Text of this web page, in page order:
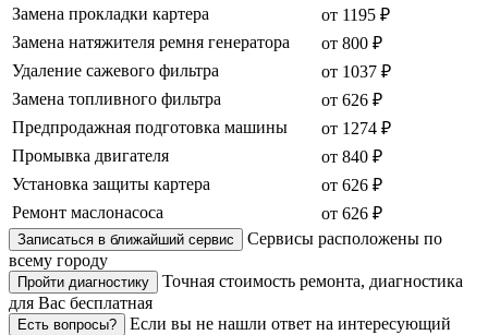
Замена прокладки картера
от 1195 ₽
Замена натяжителя ремня генератора
от 800 ₽
Удаление сажевого фильтра
от 1037 ₽
Замена топливного фильтра
от 626 ₽
Предпродажная подготовка машины
от 1274 ₽
Промывка двигателя
от 840 ₽
Установка защиты картера
от 626 ₽
Ремонт маслонасоса
от 626 ₽
Записаться в ближайший сервис
Сервисы расположены по
всему городу
Пройти диагностику
Точная стоимость ремонта, диагностика
для Вас бесплатная
Есть вопросы?
Если вы не нашли ответ на интересующий